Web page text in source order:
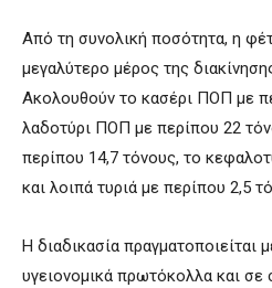
Από τη συνολική ποσότητα, η
μεγαλύτερο μέρος της
Ακολουθούν το κασέρι ΠΟΠ με
λαδοτύρι ΠΟΠ με περίπου 22
περίπου 14,7 τόνους, το
και λοιπά τυριά με περίπου 2,5
Η διαδικασία
υγειονομικά πρωτόκολλα και σε